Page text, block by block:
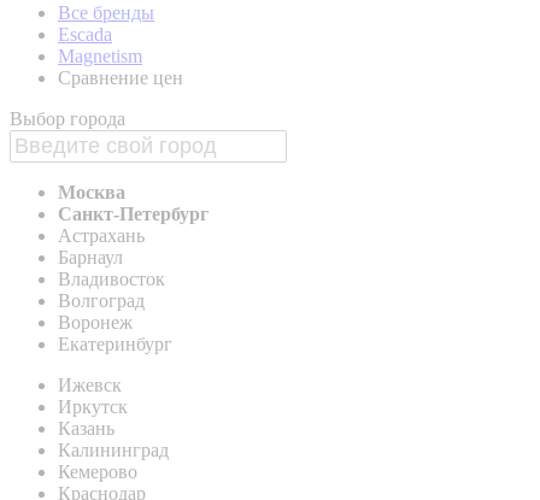
Все бренды
Escada
Magnetism
Сравнение цен
Выбор города
Москва
Санкт-Петербург
Астрахань
Барнаул
Владивосток
Волгоград
Воронеж
Екатеринбург
Ижевск
Иркутск
Казань
Калининград
Кемерово
Краснодар